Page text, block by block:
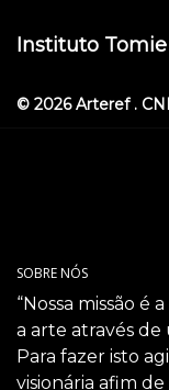
Instituto
© 2026 Arteref .
SOBRE NÓS
“Nossa missão
a arte através de
Para fazer isto
visionária afim